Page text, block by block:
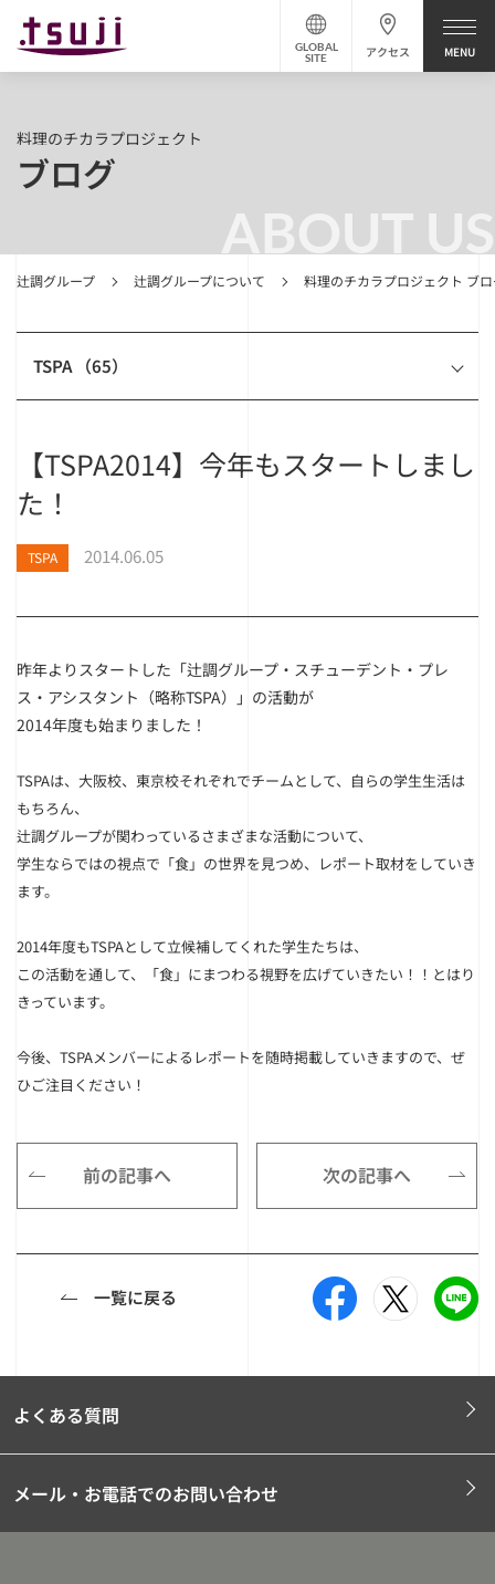
アクセス
GLOBAL
SITE
ABOUT US
辻調グループ 辻調グループについて 料理のチカラプロジェクト ブ
料理のチカラプロジェクト
ブログ
TSPA （65）
【TSPA2014】今年もスタートしまし
た！
TSPA 2014.06.05
昨年よりスタートした「辻調グループ・スチューデント・プレ
ス・アシスタント（略称TSPA）」の活動が
2014年度も始まりました！
TSPAは、大阪校、東京校それぞれでチームとして、自らの学生生活は
もちろん、
辻調グループが関わっているさまざまな活動について、
学生ならではの視点で「食」の世界を見つめ、レポート取材をしていき
ます。
2014年度もTSPAとして立候補してくれた学生たちは、
この活動を通して、「食」にまつわる視野を広げていきたい！！とはり
きっています。
今後、TSPAメンバーによるレポートを随時掲載していきますので、ぜ
ひご注目ください！
前の記事へ 次の記事へ
一覧に戻る
よくある質問
メール・お電話でのお問い合わせ